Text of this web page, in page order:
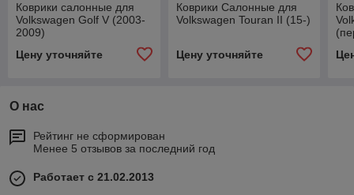
Коврики салонные для
Volkswagen Golf V (2003-
2009)
Цену уточняйте
Коврики Салонные для
Volkswagen Touran II (15-)
Цену уточняйте
О нас
Рейтинг не сформирован
Менее 5 отзывов за последний год
Работает с 21.02.2013